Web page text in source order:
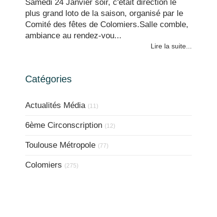
Samedi 24 Janvier soir, c'était direction le
plus grand loto de la saison, organisé par le
Comité des fêtes de Colomiers.Salle comble,
ambiance au rendez-vou...
Lire la suite...
Catégories
Actualités Média (11)
6ème Circonscription (12)
Toulouse Métropole (77)
Colomiers (275)